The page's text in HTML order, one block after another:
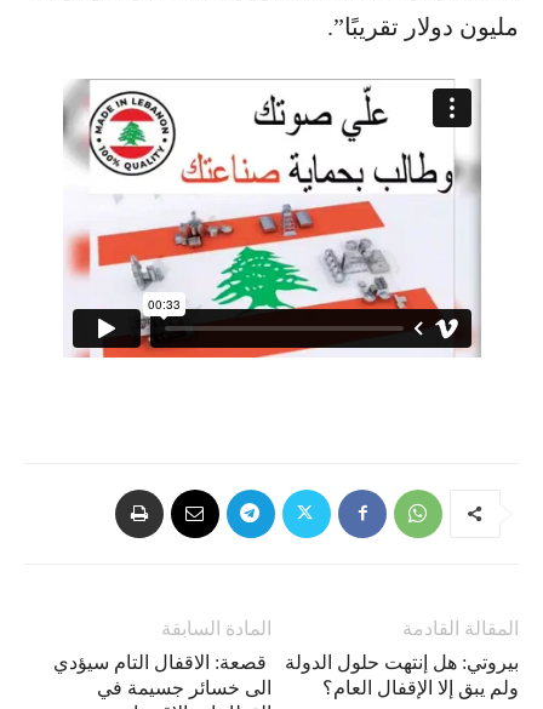
مليون دولار تقريبًا”.
المادة السابقة
قصعة: الاقفال التام سيؤدي
الى خسائر جسيمة في
المقالة القادمة
بيروتي: هل إنتهت حلول الدولة
ولم يبق إلا الإقفال العام؟